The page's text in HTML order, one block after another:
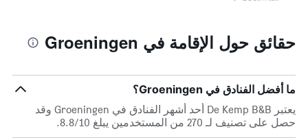
حقائق حول الإقامة في Groeningen
ما أفضل الفنادق في Groeningen؟
يعتبر De Kemp B&B أحد أشهر الفنادق في Groeningen وقد
حصل على تصنيف لـ 270 من المستخدمين يبلغ 8.8/10.